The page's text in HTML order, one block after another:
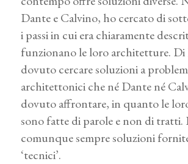
Dante e Calvino, ho cercato di
i passi in cui era chiaramente
funzionano le loro architetture.
dovuto cercare soluzioni a
architettonici che né Dante né
dovuto affrontare, in quanto le
sono fatte di parole e non di tratti.
comunque sempre soluzioni
‘tecnici’.